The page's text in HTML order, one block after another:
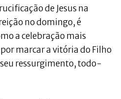
de Jesus na
no domingo, é
a celebração mais
marcar a vitória do Filho
seu ressurgimento, todo-